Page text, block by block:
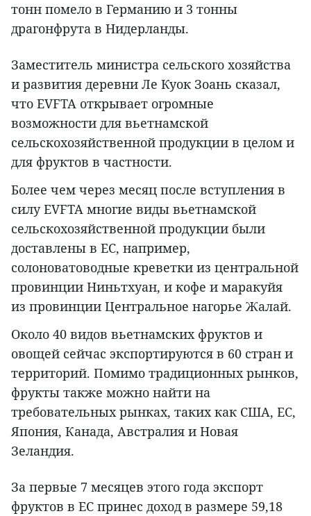
тонн помело в Германию и 3 тонны
драгонфрута в Нидерланды.
Заместитель министра сельского хозяйства
и развития деревни Ле Куок Зоань сказал,
что EVFTA открывает огромные
возможности для вьетнамской
сельскохозяйственной продукции в целом и
для фруктов в частности.
Более чем через месяц после вступления в
силу EVFTA многие виды вьетнамской
сельскохозяйственной продукции были
доставлены в ЕС, например,
солоноватоводные креветки из центральной
провинции Ниньтхуан, и кофе и маракуйя
из провинции Центральное нагорье Жалай.
Около 40 видов вьетнамских фруктов и
овощей сейчас экспортируются в 60 стран и
территорий. Помимо традиционных рынков,
фрукты также можно найти на
требовательных рынках, таких как США, ЕС,
Япония, Канада, Австралия и Новая
Зеландия.
За первые 7 месяцев этого года экспорт
фруктов в ЕС принес доход в размере 59,18